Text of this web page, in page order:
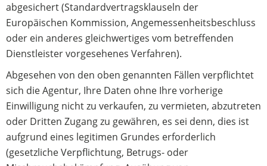
abgesichert (Standardvertragsklauseln der
Europäischen Kommission, Angemessenheitsbeschluss
oder ein anderes gleichwertiges vom betreffenden
Dienstleister vorgesehenes Verfahren).
Abgesehen von den oben genannten Fällen verpflichtet
sich die Agentur, Ihre Daten ohne Ihre vorherige
Einwilligung nicht zu verkaufen, zu vermieten, abzutreten
oder Dritten Zugang zu gewähren, es sei denn, dies ist
aufgrund eines legitimen Grundes erforderlich
(gesetzliche Verpflichtung, Betrugs- oder